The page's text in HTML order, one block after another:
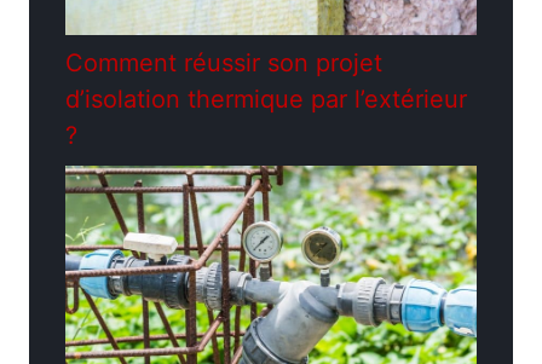
Comment réussir son projet
d’isolation thermique par l’extérieur
?